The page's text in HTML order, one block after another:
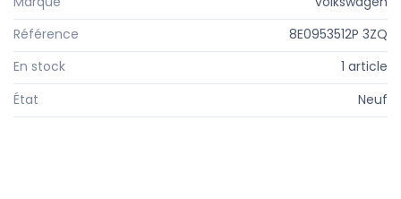
Référence
8E0953512P 3ZQ
En stock
1 article
État
Neuf